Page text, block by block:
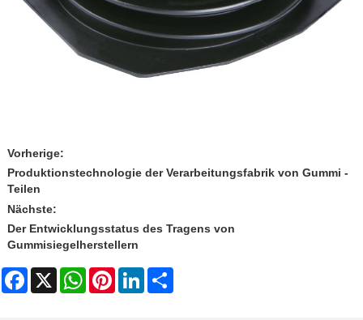
Vorherige:
Produktionstechnologie der Verarbeitungsfabrik von Gummi -
Teilen
Nächste:
Der Entwicklungsstatus des Tragens von
Gummisiegelherstellern
Facebook WhatsAppPinterest LinkedIn